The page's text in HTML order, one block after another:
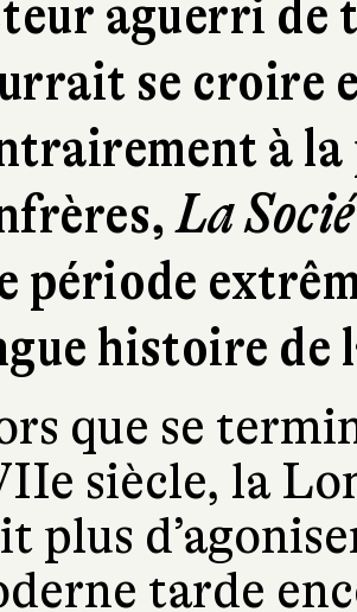
aguerri
se croire
à la
La
période
histoire
que se
siècle, la
plus
tarde